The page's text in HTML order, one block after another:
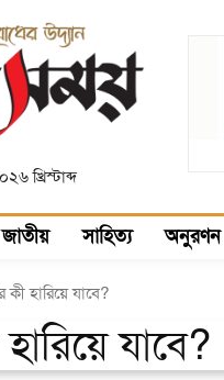
খ্রিস্টাব্দ
জাতীয় সাহিত্য অনুরণন
কী হারিয়ে যাবে?
যাবে?